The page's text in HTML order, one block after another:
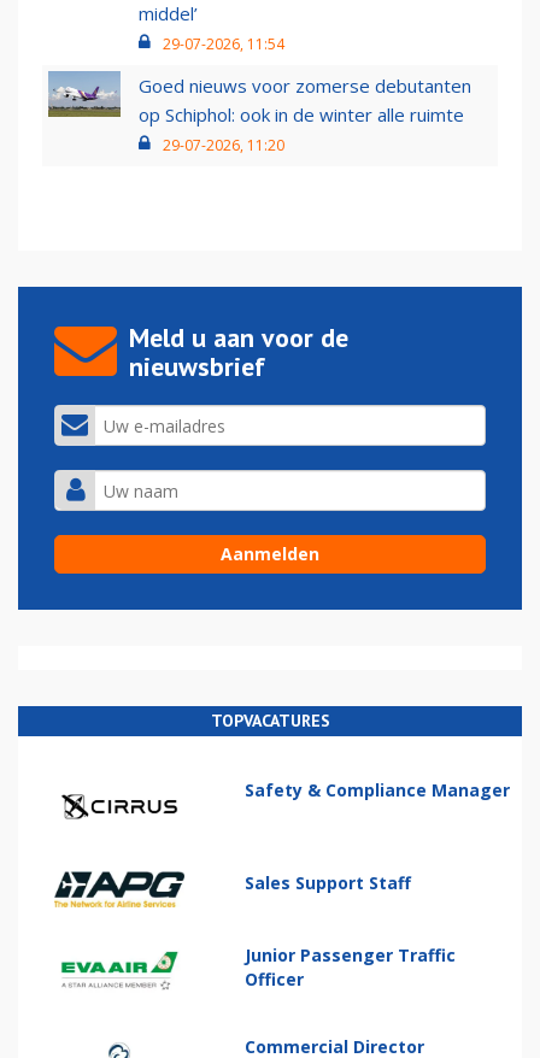
middel’
29-07-2026, 11:54
Goed nieuws voor zomerse debutanten
op Schiphol: ook in de winter alle ruimte
29-07-2026, 11:20
Meld u aan voor de
nieuwsbrief
TOPVACATURES
Safety & Compliance Manager
Sales Support Staff
Junior Passenger Traffic
Officer
Commercial Director